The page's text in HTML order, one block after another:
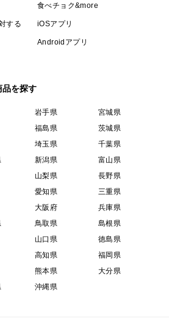
する
食べチョク&more
iOSアプリ
Androidアプリ
品を探す
岩手県
宮城県
福島県
茨城県
埼玉県
千葉県
新潟県
富山県
山梨県
長野県
愛知県
三重県
大阪府
兵庫県
鳥取県
島根県
山口県
徳島県
高知県
福岡県
熊本県
大分県
沖縄県